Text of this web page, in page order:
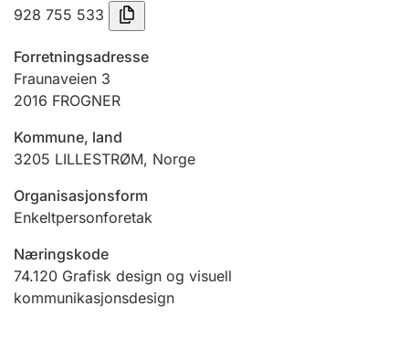
Jeger
Ektepaktveileder
Offentlig sektor
928 755 533
Forretningsadresse
Fraunaveien 3
2016 FROGNER
Kommune, land
3205 LILLESTRØM, Norge
Organisasjonsform
Enkeltpersonforetak
Næringskode
74.120 Grafisk design og visuell
kommunikasjonsdesign